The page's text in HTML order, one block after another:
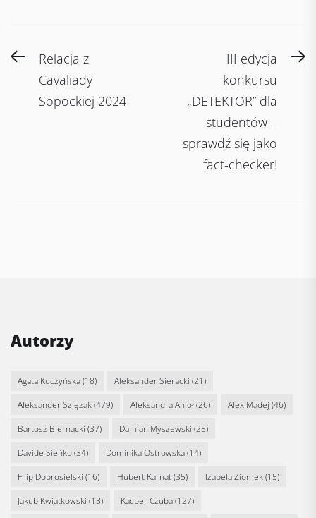
Post
navigation
PreviousRelacja z
Cavaliady
Sopockiej 2024
III edycja
konkursu
„DETEKTOR” dla
studentów –
sprawdź się jako
fact-checker!
Autorzy
Agata Kuczyńska(18) Aleksander Sieracki (21)
Aleksander Szlęzak(479) Aleksandra Anioł(26) Alex Madej (46)
Bartosz Biernacki (37) Damian Myszewski (28)
Davide Sieńko(34) Dominika Ostrowska(14)
Filip Dobrosielski (16) Hubert Karnat(35) Izabela Ziomek(15)
Jakub Kwiatkowski (18) Kacper Czuba(127)